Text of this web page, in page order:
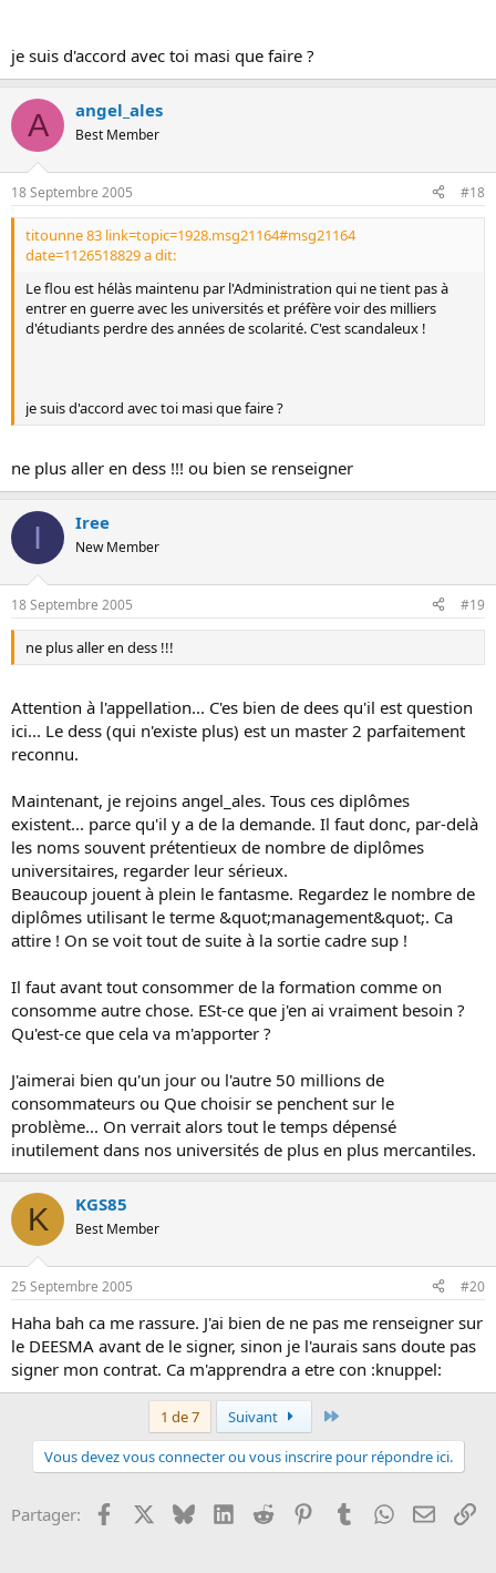
je suis d'accord avec toi masi que faire ?
A angel_ales
Best Member
18 Septembre 2005 #18
titounne 83 link=topic=1928.msg21164#msg21164
date=1126518829 a dit:
Le flou est hélàs maintenu par l'Administration qui ne tient pas à
entrer en guerre avec les universités et préfère voir des milliers
d'étudiants perdre des années de scolarité. C'est scandaleux !
je suis d'accord avec toi masi que faire ?
ne plus aller en dess !!! ou bien se renseigner
I Iree
New Member
18 Septembre 2005 #19
ne plus aller en dess !!!
Attention à l'appellation... C'es bien de dees qu'il est question
ici... Le dess (qui n'existe plus) est un master 2 parfaitement
reconnu.
Maintenant, je rejoins angel_ales. Tous ces diplômes
existent... parce qu'il y a de la demande. Il faut donc, par-delà
les noms souvent prétentieux de nombre de diplômes
universitaires, regarder leur sérieux.
Beaucoup jouent à plein le fantasme. Regardez le nombre de
diplômes utilisant le terme &quot;management&quot;. Ca
attire ! On se voit tout de suite à la sortie cadre sup !
Il faut avant tout consommer de la formation comme on
consomme autre chose. ESt-ce que j'en ai vraiment besoin ?
Qu'est-ce que cela va m'apporter ?
J'aimerai bien qu'un jour ou l'autre 50 millions de
consommateurs ou Que choisir se penchent sur le
problème... On verrait alors tout le temps dépensé
inutilement dans nos universités de plus en plus mercantiles.
K KGS85
Best Member
25 Septembre 2005 #20
Haha bah ca me rassure. J'ai bien de ne pas me renseigner sur
le DEESMA avant de le signer, sinon je l'aurais sans doute pas
signer mon contrat. Ca m'apprendra a etre con :knuppel:
1 de 7 Suivant
Vous devez vous connecter ou vous inscrire pour répondre ici.
Partager: Facebook BlueskyLinkedInReddit PinterestTumblrWhatsApp
Email